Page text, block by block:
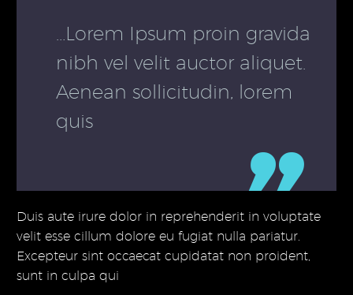
…Lorem Ipsum proin gravida
nibh vel velit auctor aliquet.
Aenean sollicitudin, lorem
quis
Duis aute irure dolor in reprehenderit in voluptate
velit esse cillum dolore eu fugiat nulla pariatur.
Excepteur sint occaecat cupidatat non proident,
sunt in culpa qui